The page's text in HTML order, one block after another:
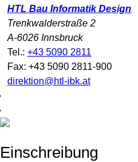
HTL Bau Informatik Design
Trenkwalderstraße 2
A-6026 Innsbruck
Tel.: +43 5090 2811
Fax: +43 5090 2811-900
direktion@htl-ibk.at
Einschreibung